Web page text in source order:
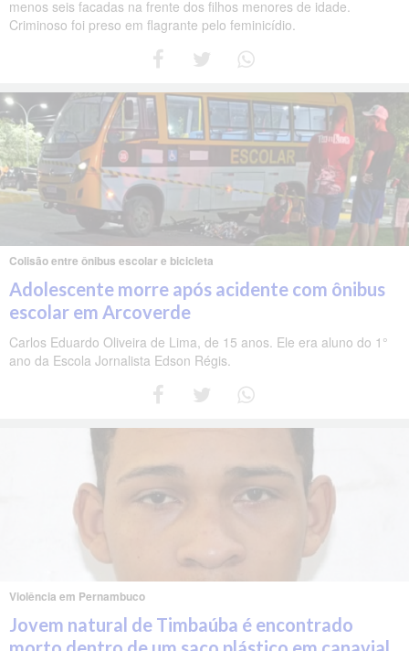
menos seis facadas na frente dos filhos menores de idade.
Criminoso foi preso em flagrante pelo feminicídio.
Colisão entre ônibus escolar e bicicleta
Adolescente morre após acidente com ônibus
escolar em Arcoverde
Carlos Eduardo Oliveira de Lima, de 15 anos. Ele era aluno do 1°
ano da Escola Jornalista Edson Régis.
Violência em Pernambuco
Jovem natural de Timbaúba é encontrado